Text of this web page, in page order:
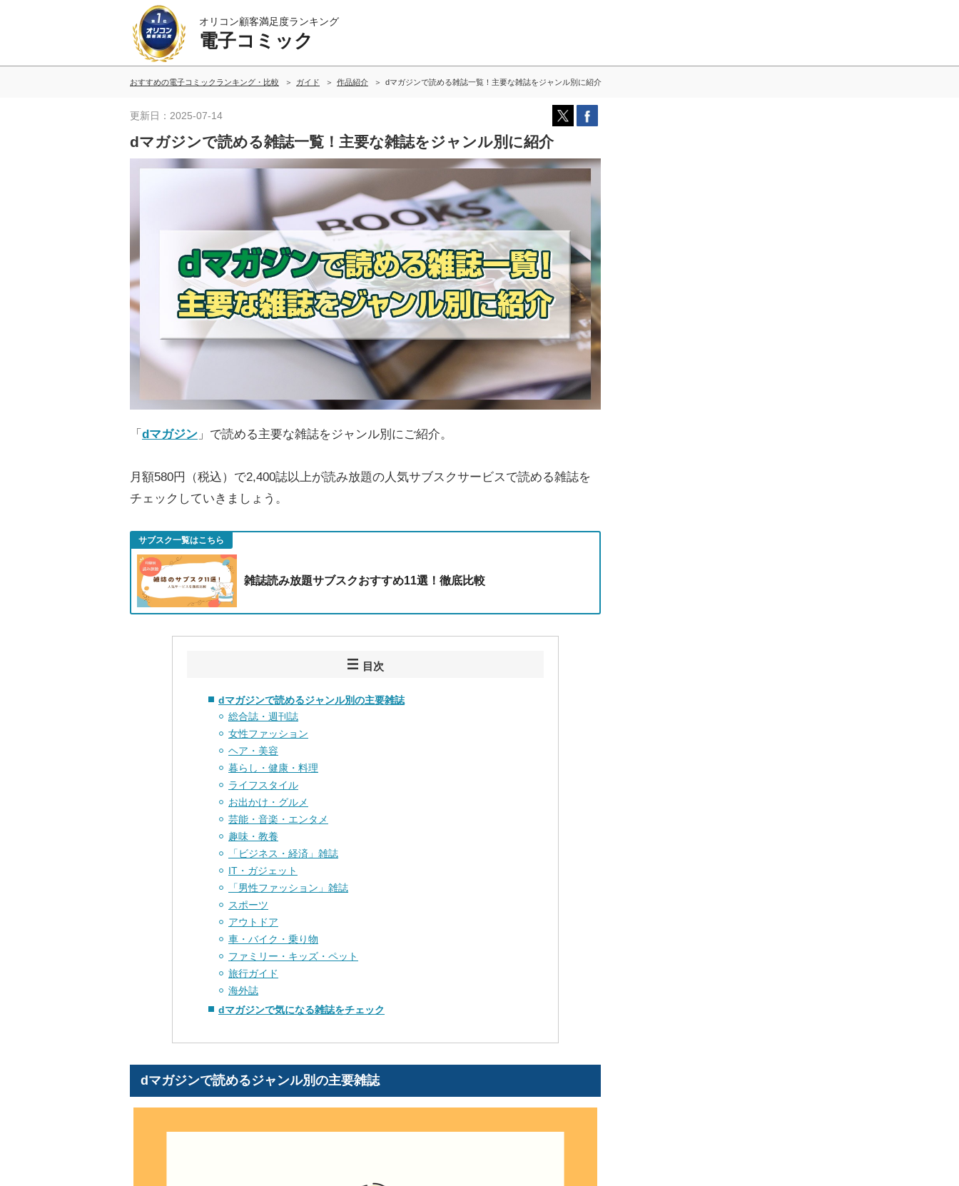
オリコン顧客満足度ランキング
電子コミック
おすすめの電子コミックランキング・比較 ガイド 作品紹介 dマガジンで読める雑誌一覧！主要な雑誌をジャンル別に紹介
更新日：2025-07-14
dマガジンで読める雑誌一覧！主要な雑誌をジャンル別に紹介
「 dマガジン 」で読める主要な雑誌をジャンル別にご紹介。
月額580円（税込）で2,400誌以上が読み放題の人気サブスクサービスで読める雑誌を
チェックしていきましょう。
サブスク一覧はこちら
雑誌読み放題サブスクおすすめ11選！徹底比較
目次
dマガジンで読めるジャンル別の主要雑誌
総合誌・週刊誌
女性ファッション
ヘア・美容
暮らし・健康・料理
ライフスタイル
お出かけ・グルメ
芸能・音楽・エンタメ
趣味・教養
「ビジネス・経済」雑誌
IT・ガジェット
「男性ファッション」雑誌
スポーツ
アウトドア
車・バイク・乗り物
ファミリー・キッズ・ペット
旅行ガイド
海外誌
dマガジンで気になる雑誌をチェック
dマガジンで読めるジャンル別の主要雑誌